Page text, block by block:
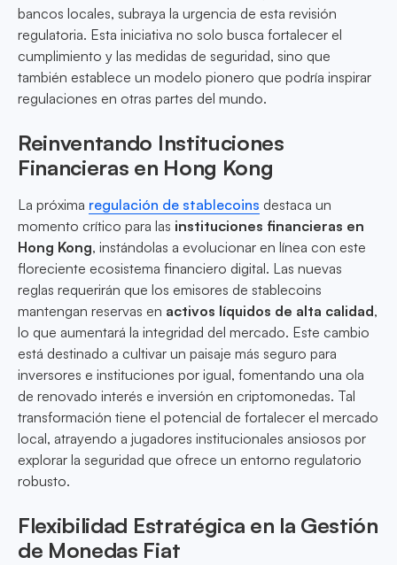
bancos locales, subraya la urgencia de esta revisión
regulatoria. Esta iniciativa no solo busca fortalecer el
cumplimiento y las medidas de seguridad, sino que
también establece un modelo pionero que podría inspirar
regulaciones en otras partes del mundo.
Reinventando Instituciones
Financieras en Hong Kong
La próxima regulación de stablecoins destaca un
momento crítico para las instituciones financieras en
Hong Kong, instándolas a evolucionar en línea con este
floreciente ecosistema financiero digital. Las nuevas
reglas requerirán que los emisores de stablecoins
mantengan reservas en activos líquidos de alta calidad,
lo que aumentará la integridad del mercado. Este cambio
está destinado a cultivar un paisaje más seguro para
inversores e instituciones por igual, fomentando una ola
de renovado interés e inversión en criptomonedas. Tal
transformación tiene el potencial de fortalecer el mercado
local, atrayendo a jugadores institucionales ansiosos por
explorar la seguridad que ofrece un entorno regulatorio
robusto.
Flexibilidad Estratégica en la Gestión
de Monedas Fiat